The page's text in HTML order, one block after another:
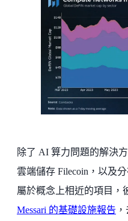
除了 AI 算力問題的解決
雲端儲存 Filecoin，以及
屬於概念上相近的項目，
Messari 的基礎設施報告